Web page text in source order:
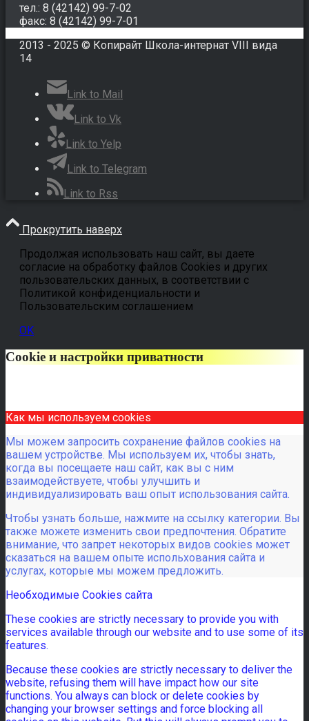
тел.: 8 (42142) 99-7-02
факс: 8 (42142) 99-7-01
2013 - 2025 © Копирайт Школа-интернат VIII вида
14
Link to Mail
Link to Vk
Link to Yelp
Link to Telegram
Link to Rss
Прокрутить наверх
Продолжая использовать наш сайт, вы даете
согласие на обработку файлов Cookies и других
пользовательских данных, в соответствии с
Политикой конфиденциальности и
Пользовательским соглашением
OK
Cookie и настройки приватности
Как мы используем cookies
Мы можем запросить сохранение файлов cookies на
вашем устройстве. Мы используем их, чтобы знать,
когда вы посещаете наш сайт, как вы с ним
взаимодействуете, чтобы улучшить и
индивидуализировать ваш опыт использования сайта.
Чтобы узнать больше, нажмите на ссылку категории. Вы
также можете изменить свои предпочтения. Обратите
внимание, что запрет некоторых видов cookies может
сказаться на вашем опыте испольхования сайта и
услугах, которые мы можем предложить.
Необходимые Cookies сайта
These cookies are strictly necessary to provide you with
services available through our website and to use some of its
features.
Because these cookies are strictly necessary to deliver the
website, refusing them will have impact how our site
functions. You always can block or delete cookies by
changing your browser settings and force blocking all